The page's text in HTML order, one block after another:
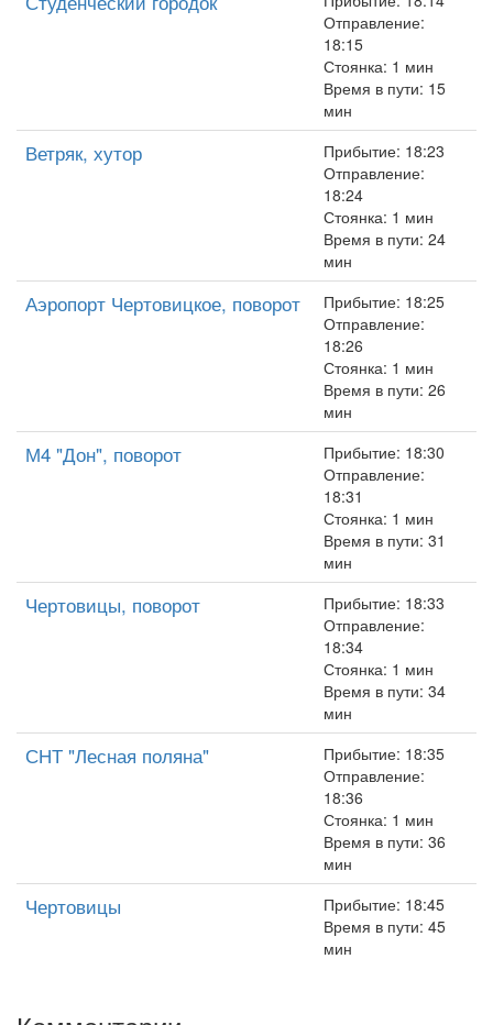
Отправление:
18:15
Стоянка: 1 мин
Время в пути: 15
мин
Ветряк, хутор
Прибытие: 18:23
Отправление:
18:24
Стоянка: 1 мин
Время в пути: 24
мин
Аэропорт Чертовицкое, поворот
Прибытие: 18:25
Отправление:
18:26
Стоянка: 1 мин
Время в пути: 26
мин
М4 "Дон", поворот
Прибытие: 18:30
Отправление:
18:31
Стоянка: 1 мин
Время в пути: 31
мин
Чертовицы, поворот
Прибытие: 18:33
Отправление:
18:34
Стоянка: 1 мин
Время в пути: 34
мин
СНТ "Лесная поляна"
Прибытие: 18:35
Отправление:
18:36
Стоянка: 1 мин
Время в пути: 36
мин
Чертовицы
Прибытие: 18:45
Время в пути: 45
мин